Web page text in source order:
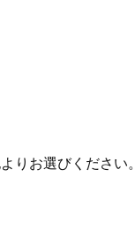
りお選びください。